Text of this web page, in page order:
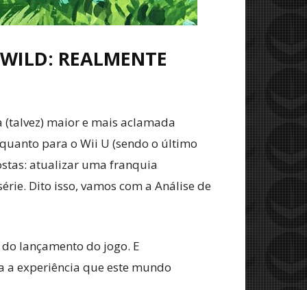
REALMENTE
(talvez) maior e mais aclamada
para o Wii U (sendo o último
atualizar uma franquia
Dito isso, vamos com a Análise de
lançamento do jogo. E
a experiência que este mundo